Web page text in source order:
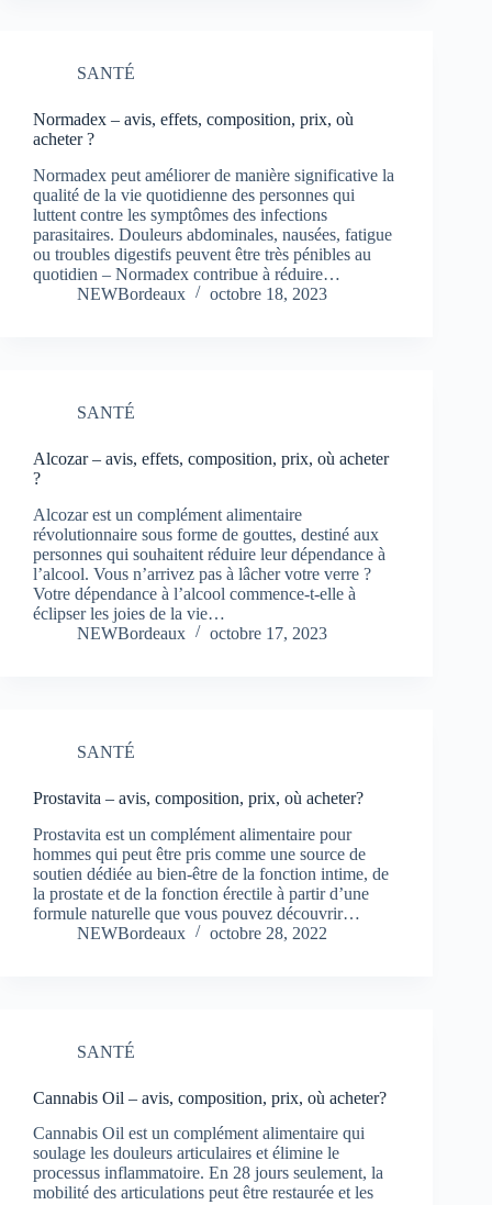
SANTÉ
Normadex – avis, effets, composition, prix, où
acheter ?
Normadex peut améliorer de manière significative la
qualité de la vie quotidienne des personnes qui
luttent contre les symptômes des infections
parasitaires. Douleurs abdominales, nausées, fatigue
ou troubles digestifs peuvent être très pénibles au
quotidien – Normadex contribue à réduire…
NEWBordeaux
octobre 18, 2023
SANTÉ
Alcozar – avis, effets, composition, prix, où acheter
?
Alcozar est un complément alimentaire
révolutionnaire sous forme de gouttes, destiné aux
personnes qui souhaitent réduire leur dépendance à
l’alcool. Vous n’arrivez pas à lâcher votre verre ?
Votre dépendance à l’alcool commence-t-elle à
éclipser les joies de la vie…
NEWBordeaux
octobre 17, 2023
SANTÉ
Prostavita – avis, composition, prix, où acheter?
Prostavita est un complément alimentaire pour
hommes qui peut être pris comme une source de
soutien dédiée au bien-être de la fonction intime, de
la prostate et de la fonction érectile à partir d’une
formule naturelle que vous pouvez découvrir…
NEWBordeaux
octobre 28, 2022
SANTÉ
Cannabis Oil – avis, composition, prix, où acheter?
Cannabis Oil est un complément alimentaire qui
soulage les douleurs articulaires et élimine le
processus inflammatoire. En 28 jours seulement, la
mobilité des articulations peut être restaurée et les